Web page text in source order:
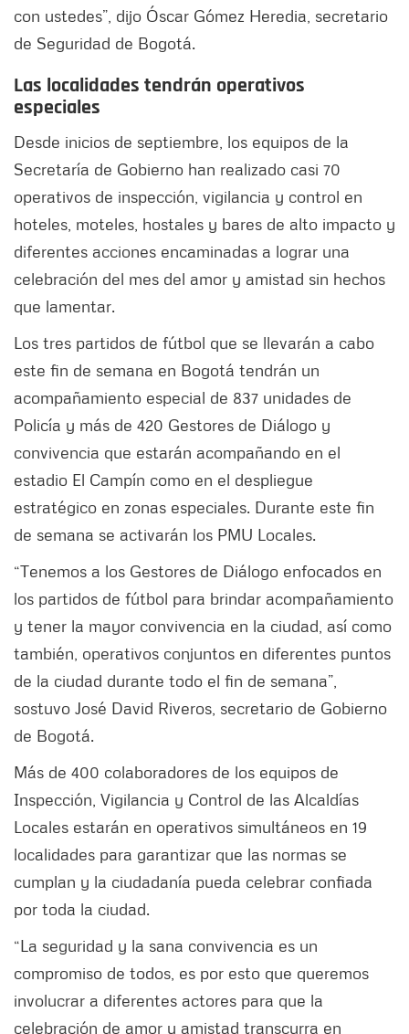
con ustedes”, dijo Óscar Gómez Heredia, secretario
de Seguridad de Bogotá.
Las localidades tendrán operativos
especiales
Desde inicios de septiembre, los equipos de la
Secretaría de Gobierno han realizado casi 70
operativos de inspección, vigilancia y control en
hoteles, moteles, hostales y bares de alto impacto y
diferentes acciones encaminadas a lograr una
celebración del mes del amor y amistad sin hechos
que lamentar.
Los tres partidos de fútbol que se llevarán a cabo
este fin de semana en Bogotá tendrán un
acompañamiento especial de 837 unidades de
Policía y más de 420 Gestores de Diálogo y
convivencia que estarán acompañando en el
estadio El Campín como en el despliegue
estratégico en zonas especiales. Durante este fin
de semana se activarán los PMU Locales.
“Tenemos a los Gestores de Diálogo enfocados en
los partidos de fútbol para brindar acompañamiento
y tener la mayor convivencia en la ciudad, así como
también, operativos conjuntos en diferentes puntos
de la ciudad durante todo el fin de semana”,
sostuvo José David Riveros, secretario de Gobierno
de Bogotá.
Más de 400 colaboradores de los equipos de
Inspección, Vigilancia y Control de las Alcaldías
Locales estarán en operativos simultáneos en 19
localidades para garantizar que las normas se
cumplan y la ciudadanía pueda celebrar confiada
por toda la ciudad.
“La seguridad y la sana convivencia es un
compromiso de todos, es por esto que queremos
involucrar a diferentes actores para que la
celebración de amor y amistad transcurra en